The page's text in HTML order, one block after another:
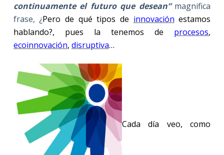
continuamente el futuro que desean” magnifica
frase, ¿Pero de qué tipos de innovación estamos
hablando?, pues la tenemos de procesos,
ecoinnovación, disruptiva…
Cada día veo, como